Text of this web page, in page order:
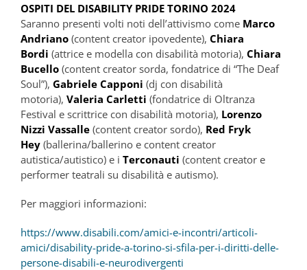
OSPITI DEL DISABILITY PRIDE TORINO 2024
Saranno presenti volti noti dell’attivismo come Marco
Andriano (content creator ipovedente), Chiara
Bordi (attrice e modella con disabilità motoria), Chiara
Bucello (content creator sorda, fondatrice di “The Deaf
Soul”), Gabriele Capponi (dj con disabilità
motoria), Valeria Carletti (fondatrice di Oltranza
Festival e scrittrice con disabilità motoria), Lorenzo
Nizzi Vassalle (content creator sordo), Red Fryk
Hey (ballerina/ballerino e content creator
autistica/autistico) e i Terconauti (content creator e
performer teatrali su disabilità e autismo).
Per maggiori informazioni:
https://www.disabili.com/amici-e-incontri/articoli-
amici/disability-pride-a-torino-si-sfila-per-i-diritti-delle-
persone-disabili-e-neurodivergenti